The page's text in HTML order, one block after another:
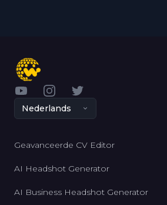
YouTubeInstagram
Twitter
Nederlands
Geavanceerde CV Editor
AI Headshot Generator
AI Business Headshot Generator